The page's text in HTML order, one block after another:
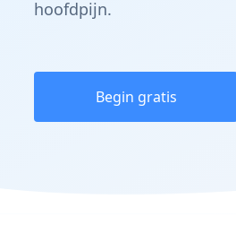
hoofdpijn.
Begin gratis